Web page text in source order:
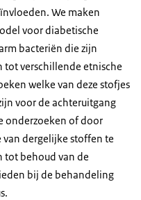
We maken
voor diabetische
bacteriën die zijn
tot verschillende etnische
welke van deze stofjes
voor de achteruitgang
onderzoeken of door
dergelijke stoffen te
tot behoud van de
bij de behandeling